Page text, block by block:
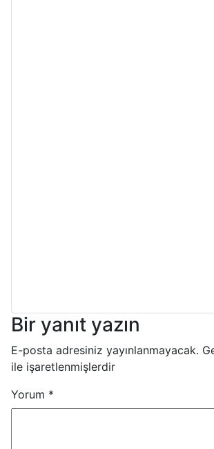
Bir yanıt yazın
E-posta adresiniz yayınlanmayacak.
ile işaretlenmişlerdir
Yorum *